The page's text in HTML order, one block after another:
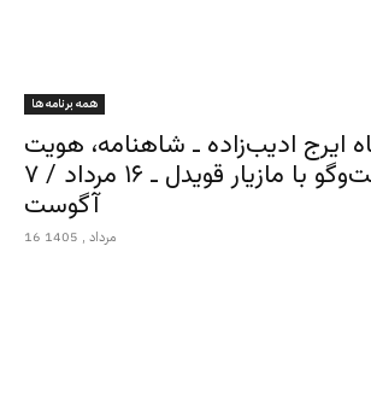
همه برنامه ها
ایرج ادیب‌زاده ـ شاهنامه، هویت
ایرانی و گفت‌وگو با مازیار قویدل ـ ۱۶ مرداد / ۷
آگوست
16 مرداد , 1405